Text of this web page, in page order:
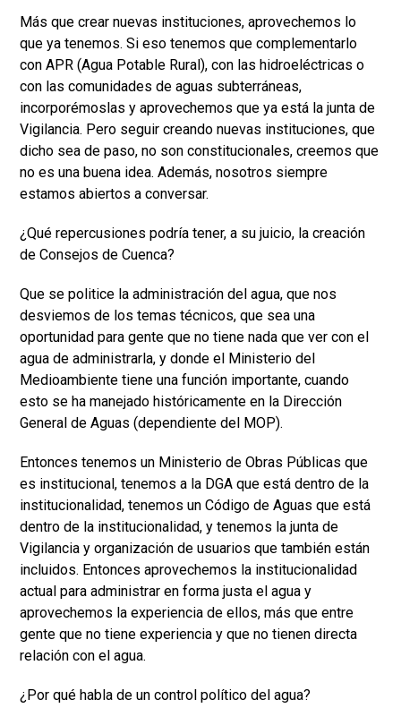
Más que crear nuevas instituciones, aprovechemos lo
que ya tenemos. Si eso tenemos que complementarlo
con APR (Agua Potable Rural), con las hidroeléctricas o
con las comunidades de aguas subterráneas,
incorporémoslas y aprovechemos que ya está la junta de
Vigilancia. Pero seguir creando nuevas instituciones, que
dicho sea de paso, no son constitucionales, creemos que
no es una buena idea. Además, nosotros siempre
estamos abiertos a conversar.
¿Qué repercusiones podría tener, a su juicio, la creación
de Consejos de Cuenca?
Que se politice la administración del agua, que nos
desviemos de los temas técnicos, que sea una
oportunidad para gente que no tiene nada que ver con el
agua de administrarla, y donde el Ministerio del
Medioambiente tiene una función importante, cuando
esto se ha manejado históricamente en la Dirección
General de Aguas (dependiente del MOP).
Entonces tenemos un Ministerio de Obras Públicas que
es institucional, tenemos a la DGA que está dentro de la
institucionalidad, tenemos un Código de Aguas que está
dentro de la institucionalidad, y tenemos la junta de
Vigilancia y organización de usuarios que también están
incluidos. Entonces aprovechemos la institucionalidad
actual para administrar en forma justa el agua y
aprovechemos la experiencia de ellos, más que entre
gente que no tiene experiencia y que no tienen directa
relación con el agua.
¿Por qué habla de un control político del agua?